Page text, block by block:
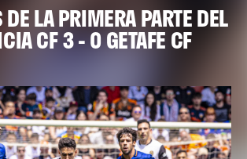
LA PRIMERA PARTE DEL
CF 3 - 0 GETAFE CF